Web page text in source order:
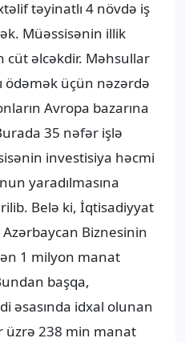
təyinatlı 4 növdə iş
Müəssisənin illik
cüt əlcəkdir. Məhsullar
ödəmək üçün nəzərdə
Avropa bazarına
35 nəfər işlə
investisiya həcmi
yaradılmasına
Belə ki, İqtisadiyyat
Biznesinin
1 milyon manat
başqa,
əsasında idxal olunan
üzrə 238 min manat